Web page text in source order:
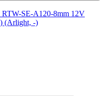
RTW-SE-A120-8mm 12V
(Arlight, -)